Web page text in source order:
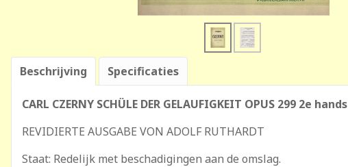
Beschrijving Specificaties
CARL CZERNY SCHÜLE DER GELAUFIGKEIT OPUS 299 2e hands
REVIDIERTE AUSGABE VON ADOLF RUTHARDT
Staat: Redelijk met beschadigingen aan de omslag.